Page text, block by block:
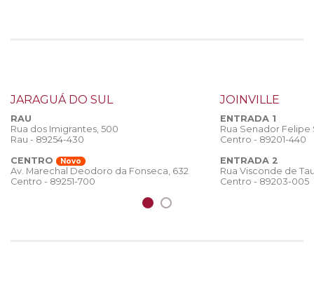
JARAGUÁ DO SUL
RAU
Rua dos Imigrantes, 500
Rau - 89254-430
CENTRO
Novo
Av. Marechal Deodoro da Fonseca, 632
Centro - 89251-700
JOINVILLE
ENTRADA 1
Rua Senador
Centro - 89201-440
ENTRADA 2
Rua Visconde de
Centro - 89203-005